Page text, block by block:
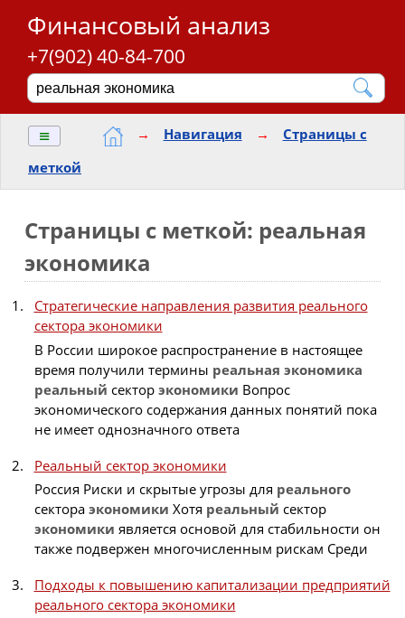
Финансовый анализ
+7(902) 40-84-700
≡ → Навигация →
Страницы с
меткой
Страницы с меткой: реальная
экономика
Стратегические направления развития реального
сектора экономики
В России широкое распространение в настоящее
время получили термины реальная экономика
реальный сектор экономики Вопрос
экономического содержания данных понятий пока
не имеет однозначного ответа
Реальный сектор экономики
Россия Риски и скрытые угрозы для реального
сектора экономики Хотя реальный сектор
экономики является основой для стабильности он
также подвержен многочисленным рискам Среди
Подходы к повышению капитализации предприятий
реального сектора экономики